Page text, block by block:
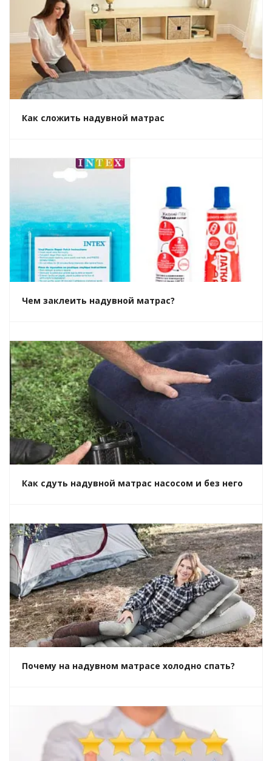
Как сложить надувной матрас
Чем заклеить надувной матрас?
Как сдуть надувной матрас насосом и без него
Почему на надувном матрасе холодно спать?